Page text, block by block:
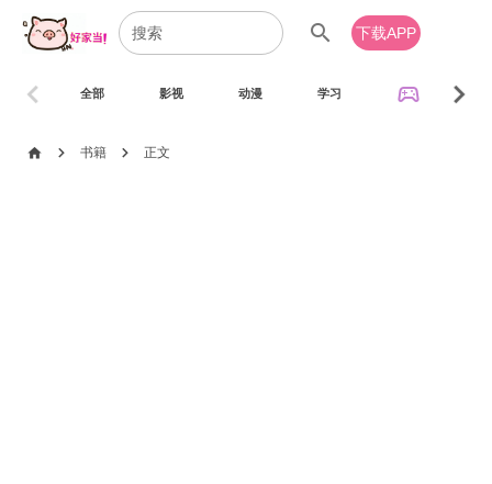
search 下载APP
全部 影视 动漫 学习 sports_esports
chevron_left chevron_right
home chevron_right 书籍 chevron_right 正文